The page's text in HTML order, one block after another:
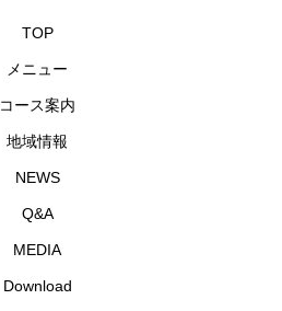
TOP
メニュー
コース案内
地域情報
NEWS
Q&A
MEDIA
Download